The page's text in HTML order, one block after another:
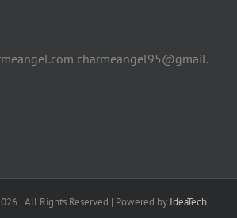
charmeangel95@gmail.
| All Rights Reserved | Powered by IdeaTech